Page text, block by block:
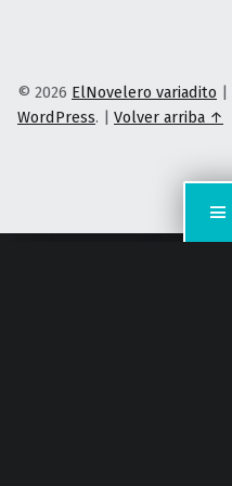
© 2026 ElNovelero variadito |
WordPress. | Volver arriba ↑